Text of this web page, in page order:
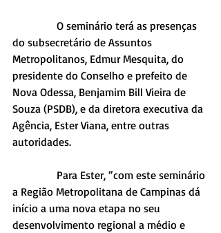
do subsecretário de Assuntos
Metropolitanos, Edmur Mesquita, do
presidente do Conselho e prefeito de
Nova Odessa, Benjamim Bill Vieira de
Souza (PSDB), e da diretora executiva da
Agência, Ester Viana, entre outras
autoridades.
a Região Metropolitana de Campinas dá
início a uma nova etapa no seu
desenvolvimento regional a médio e